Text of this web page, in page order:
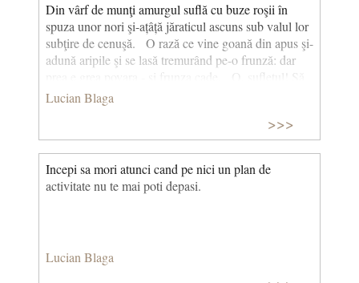
Din vârf de munţi amurgul suflă cu buze roşii în
spuza unor nori şi-ațâță jăraticul ascuns sub valul lor
subţire de cenuşă. O rază ce vine goană din apus şi-
adună aripile şi se lasă tremurând pe-o frunză: dar
prea e grea povara - şi frunza cade. O, sufletul! Să
mi-l ascund mai bine-n piept şi mai adânc, să nu-l
ajungă nici o rază de lumină: s-ar prăbuşi. E
Lucian Blaga
>>>
Incepi sa mori atunci cand pe nici un plan de
activitate nu te mai poti depasi.
Lucian Blaga